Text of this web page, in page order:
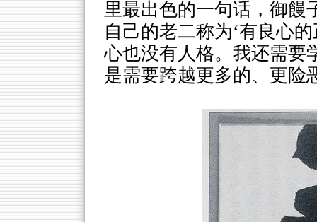
里最出色的一句话，御饅
自己的老二称为‘有良心
心也没有人格。我还需要
是需要跨越更多的、更险